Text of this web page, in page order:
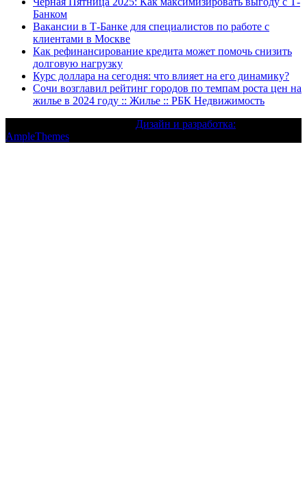
Банком
Вакансии в Т-Банке для специалистов по работе с
клиентами в Москве
Как рефинансирование кредита может помочь снизить
долговую нагрузку
Курс доллара на сегодня: что влияет на его динамику?
Сочи возглавил рейтинг городов по темпам роста цен на
жилье в 2024 году :: Жилье :: РБК Недвижимость
Дизайн и разработка:
AmpleThemes